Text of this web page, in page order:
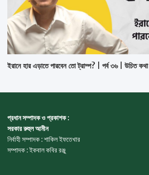
ইরানে হার এড়াতে পারবেন তো ট্রাম্প? | পর্ব ৩৬ | উচিত কথা
প্রধান সম্পাদক ও প্রকাশক :
সরকার রুহুল আমীন
নির্বাহী সম্পাদক : শাকিল ইফতেখার
সম্পাদক : ইকবাল কবির রঞ্জু